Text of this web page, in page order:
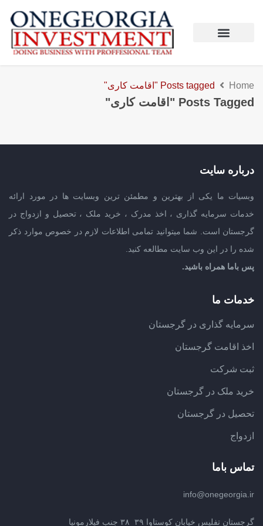
Home Posts tagged "اقامت کاری"
Posts Tagged "اقامت کاری"
درباره سایت
وبسیات ما یکی از بهترین و مطمئن ترین وبسایت ها در مورد ارائه
خدمات سرمایه گذاری ، اخذ مدرک ، خرید ملک ، تحصیل و ازدواج در
گرجستان است. شما میتوانید تمامی اطلاعات لازم در خصوص موارد ذکر
شده را در این وب سایت مطالعه کنید.
پس باما همراه باشید.
خدمات ما
سرمایه گذاری در گرجستان
اخذ اقامت گرجستان
ثبت شرکت
خرید ملک در گرجستان
تحصیل در گرجستان
ازدواج
تماس باما
info@onegeorgia.ir
گرجستان تفلیس خیابان کوستاوا ۳۹_۳۸ جنب فیلارمونیا